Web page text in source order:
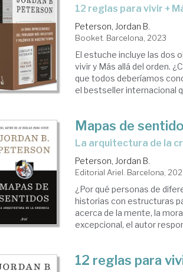
12 reglas para vivir +
Peterson, Jordan B.
Booket. Barcelona, 2023
El estuche incluye las dos
vivir y Más allá del orden.
que todos deberíamos
el bestseller internacional
Mapas de
la arquitectura de la
Peterson, Jordan B.
Editorial Ariel. Barcelona,
¿Por qué personas de
historias con estructuras
acerca de la mente, la
excepcional, el autor
12 reglas para